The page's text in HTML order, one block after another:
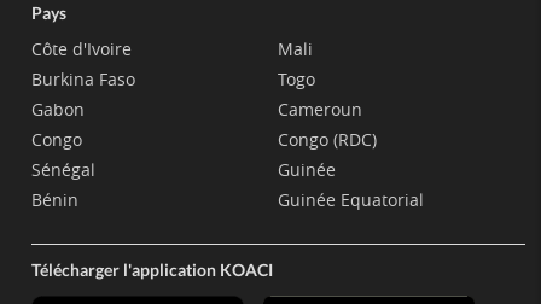
Pays
Côte d'Ivoire
Burkina Faso
Gabon
Congo
Sénégal
Bénin
Mali
Togo
Cameroun
Congo (RDC)
Guinée
Guinée Equatorial
Télécharger l'application KOACI